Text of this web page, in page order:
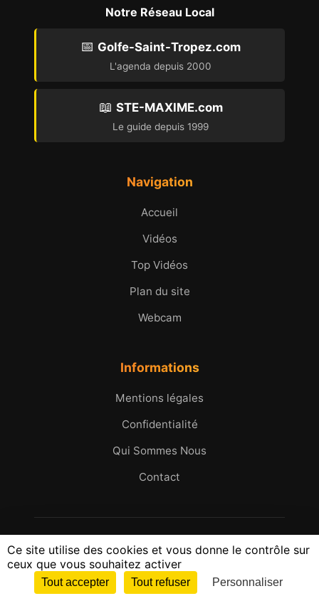
Notre Réseau Local
📅 Golfe-Saint-Tropez.com
L'agenda depuis 2000
📖 STE-MAXIME.com
Le guide depuis 1999
Navigation
Accueil
Vidéos
Top Vidéos
Plan du site
Webcam
Informations
Mentions légales
Confidentialité
Qui Sommes Nous
Contact
© 2005 - 2026 Micromax.tv. Tous droits réservés.
25 ans d'images et d'histoires du Golfe de Saint-
Tropez
Ce site utilise des cookies et vous donne le contrôle sur
ceux que vous souhaitez activer
Tout accepter Tout refuser Personnaliser